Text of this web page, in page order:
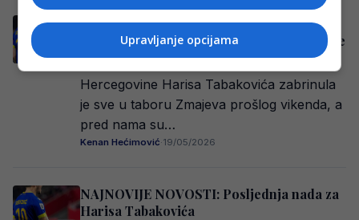
Stigle najnovije vijesti vezane za
Tabakovića: Odlukom oduševio bh. navijače
Hercegovine Harisa Tabakovića zabrinula
je sve u taboru Zmajeva prošlog vikenda, a
pred nama su…
Kenan Hećimović·19/05/2026
NAJNOVIJE NOVOSTI: Posljednja nada za
Harisa Tabakovića
Upravljanje opcijama